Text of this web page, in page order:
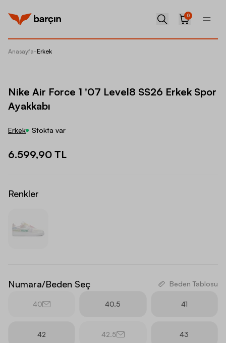
0
Anasayfa-Erkek
Nike Air Force 1 '07 Level8 SS26 Erkek Spor
Ayakkabı
Erkek Stokta var
6.599,90 TL
Renkler
Numara/Beden Seç Beden Tablosu
40 40.5 41
42 42.5 43